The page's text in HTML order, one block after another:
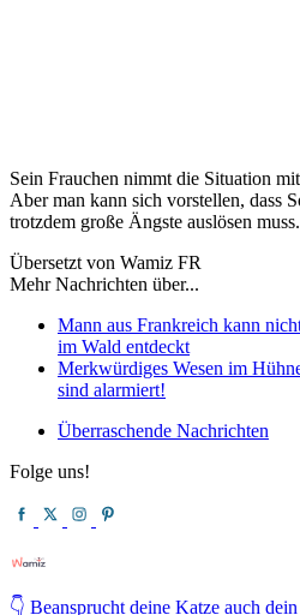
Sein Frauchen nimmt die Situation
Aber man kann sich vorstellen, dass
trotzdem große Ängste auslösen muss.
Übersetzt von Wamiz FR
Mehr Nachrichten über...
Mann aus Frankreich kann
im Wald entdeckt
Merkwürdiges Wesen im
sind alarmiert!
Überraschende Nachrichten
Folge uns!
👇 Beansprucht deine Katze auch